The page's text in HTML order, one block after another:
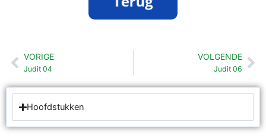
Vorige
VORIGE
Judit 04
VOLGENDE
Judit 06
Hoofdstukken